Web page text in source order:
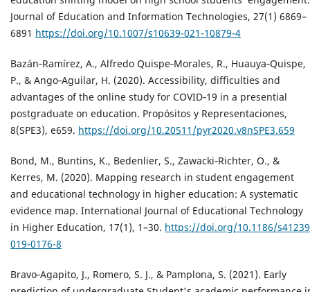
Journal of Education and Information Technologies, 27(1) 6869–
6891 https://doi.org/10.1007/s10639-021-10879-4
Bazán‐Ramírez, A., Alfredo Quispe‐Morales, R., Huauya‐Quispe,
P., & Ango‐Aguilar, H. (2020). Accessibility, difficulties and
advantages of the online study for COVID‐19 in a presential
postgraduate on education. Propósitos y Representaciones,
8(SPE3), e659. https://doi.org/10.20511/pyr2020.v8nSPE3.659
Bond, M., Buntins, K., Bedenlier, S., Zawacki‐Richter, O., &
Kerres, M. (2020). Mapping research in student engagement
and educational technology in higher education: A systematic
evidence map. International Journal of Educational Technology
in Higher Education, 17(1), 1–30. https://doi.org/10.1186/
019-0176-8
Bravo‐Agapito, J., Romero, S. J., & Pamplona, S. (2021). Early